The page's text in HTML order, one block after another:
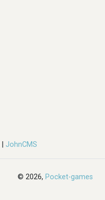
JohnCMS
© 2026, Pocket-games